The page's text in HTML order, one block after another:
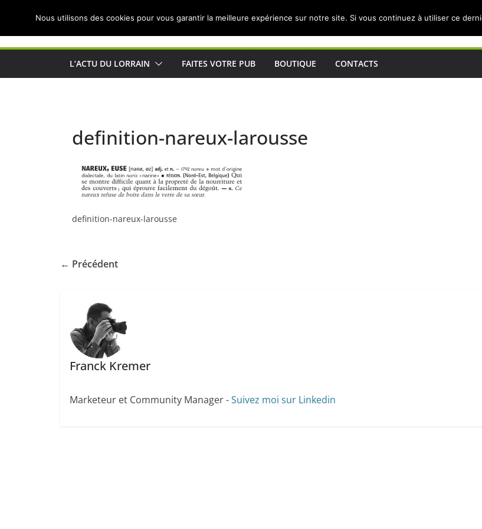
Actualités de Lorraine pour les Lorrains
L’ACTU DU LORRAIN FAITES VOTRE PUB BOUTIQUE CONTACTS
definition-nareux-larousse
definition-nareux-larousse
← Précédent
Franck Kremer
Marketeur et Community Manager -Suivez moi sur Linkedin
Nous utilisons des cookies pour vous garantir la meilleure expérience sur notre site. Si vous continuez à utiliser ce